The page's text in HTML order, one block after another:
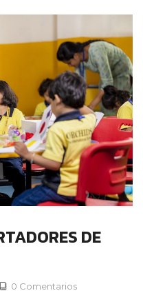
DE
0 Comentarios